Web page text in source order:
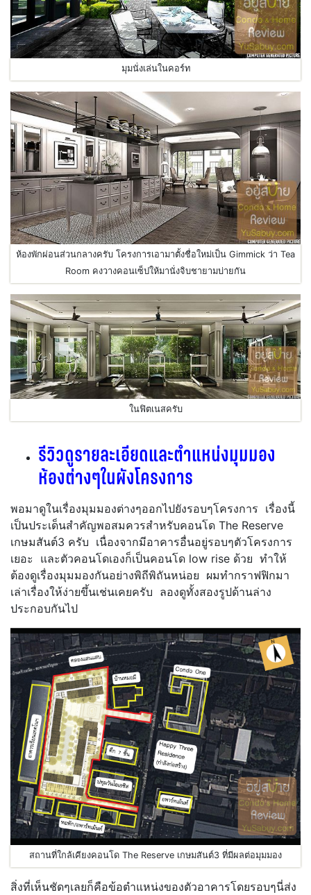
มุมนั่งเล่นในคอร์ท
ห้องพักผ่อนส่วนกลางครับ โครงการเอามาตั้งชื่อใหม่เป็น Gimmick ว่า Tea
Room คงวางคอนเซ็ปให้มานั่งจิบชายามบ่ายกัน
ในฟิตเนสครับ
รีวิวดูรายละเอียดและตำแหน่งมุมมอง
ห้องต่างๆในผังโครงการ
พอมาดูในเรื่องมุมมองต่างๆออกไปยังรอบๆโครงการ เรื่องนี้
เป็นประเด็นสำคัญพอสมควรสำหรับคอนโด The Reserve
เกษมสันต์3 ครับ เนื่องจากมีอาคารอื่นอยู่รอบๆตัวโครงการ
เยอะ และตัวคอนโดเองก็เป็นคอนโด low rise ด้วย ทำให้
ต้องดูเรื่องมุมมองกันอย่างพิถีพิถันหน่อย ผมทำกราฟฟิกมา
เล่าเรื่องให้ง่ายขึ้นเช่นเคยครับ ลองดูทั้งสองรูปด้านล่าง
ประกอบกันไป
สถานที่ใกล้เคียงคอนโด The Reserve เกษมสันต์3 ที่มีผลต่อมุมมอง
สิ่งที่เห็นชัดๆเลยก็คือข้อตำแหน่งของตัวอาคารโดยรอบๆนี่ส่ง